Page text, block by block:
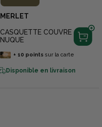
MERLET
CASQUETTE COUVRE
NUQUE
+ 10pointssur la carte
Disponible en livraison